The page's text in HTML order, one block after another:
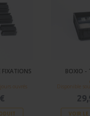
FIXATIONS
ouvrés
BOXIO -
Disponible
VOIR